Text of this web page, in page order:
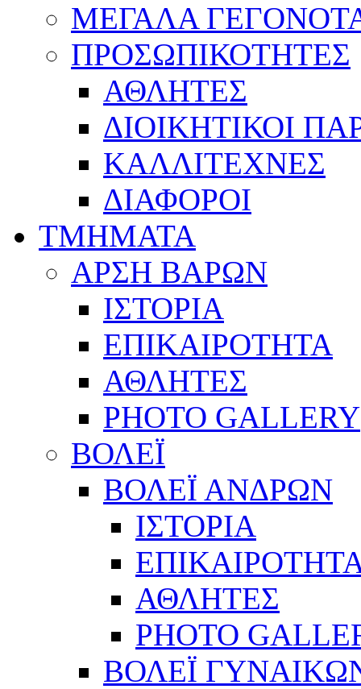
ΜΕΓΑΛΑ
ΠΡΟΣΩΠΙΚΟΤΗΤΕΣ
ΑΘΛΗΤΕΣ
ΔΙΟΙΚΗΤΙΚΟΙ
ΚΑΛΛΙΤΕΧΝΕΣ
ΔΙΑΦΟΡΟΙ
ΤΜΗΜΑΤΑ
ΑΡΣΗ ΒΑΡΩΝ
ΙΣΤΟΡΙΑ
ΕΠΙΚΑΙΡΟΤΗΤΑ
ΑΘΛΗΤΕΣ
PHOTO GALLERY
ΒΟΛΕΪ
ΒΟΛΕΪ ΑΝΔΡΩΝ
ΙΣΤΟΡΙΑ
ΑΘΛΗΤΕΣ
PHOTO
ΒΟΛΕΪ